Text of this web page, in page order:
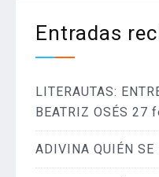
Entradas
LITERAUTAS:
BEATRIZ OSÉS 27
ADIVINA QUIÉN SE